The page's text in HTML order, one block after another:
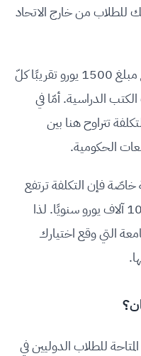
للطلاب من خارج الاتحاد
يُتوقّع من الطلاب الدوليين إذن دفع مبلغ 1500 يورو تقريبًا كلّ
الدراسية. أمّا في
تتراوح هنا بين
فإن التكلفة ترتفع
بشكل ملحوظ وقد تصل إلى حوالي 10 آلاف يورو سنويًا. لذا
التي وقع اختيارك
للطلاب الدوليين في